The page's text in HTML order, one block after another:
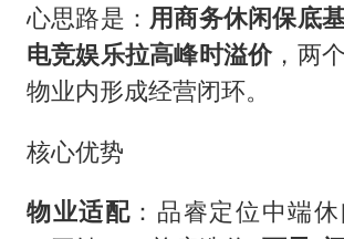
心思路是： 用商务休闲保底
电竞娱乐拉高峰时溢价，两
物业内形成经营闭环。
核心优势
物业适配 ：品睿定位中端